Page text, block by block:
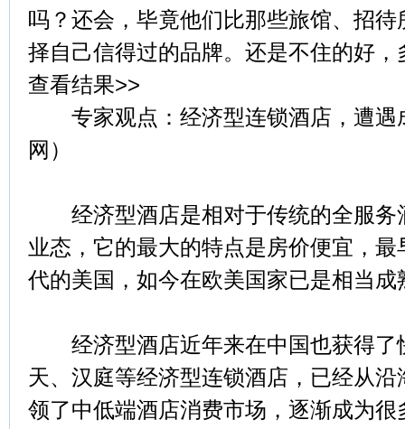
吗？还会，毕竟他们比那些旅馆、招
择自己信得过的品牌。还是不住的好
查看结果>>
专家观点：经济型连锁酒店，遭遇
网）
经济型酒店是相对于传统的全服务
业态，它的最大的特点是房价便宜，
代的美国，如今在欧美国家已是相当成
经济型酒店近年来在中国也获得了
天、汉庭等经济型连锁酒店，已经从
领了中低端酒店消费市场，逐渐成为